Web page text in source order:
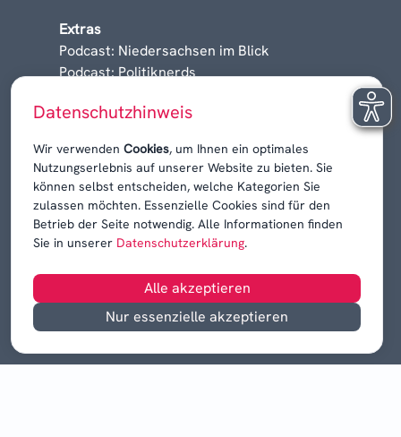
Datenschutzhinweis
Wir verwenden Cookies, um Ihnen ein optimales
Nutzungserlebnis auf unserer Website zu bieten. Sie
können selbst entscheiden, welche Kategorien Sie
zulassen möchten. Essenzielle Cookies sind für den
Betrieb der Seite notwendig. Alle Informationen finden
Sie in unserer Datenschutzerklärung.
Alle akzeptieren
Nur essenzielle akzeptieren
Extras
Podcast: Niedersachsen im Blick
Podcast: Politiknerds
Karrieren, Krisen & Kontroversen